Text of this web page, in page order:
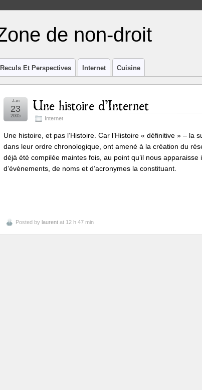
de non-droit
Reculs Et Perspectives Internet Cuisine
Une histoire d’Internet
Internet
Jan
23
2005
Une histoire, et pas l’Histoire. Car l’Histoire « définitive » – la
dans leur ordre chronologique, ont amené à la création du
déjà été compilée maintes fois, au point qu’il nous apparaisse
d’évènements, de noms et d’acronymes la constituant.
Posted by laurent at 12 h 47 min